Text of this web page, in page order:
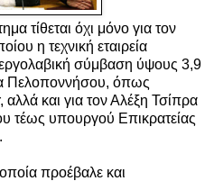
τίθεται όχι μόνο για τον
η τεχνική εταιρεία
σύμβαση ύψους 3,9
Πελοποννήσου, όπως
αλλά και για τον Αλέξη Τσίπρα
τέως υπουργού Επικρατείας
προέβαλε και